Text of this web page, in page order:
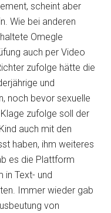
scheint aber
Wie bei anderen
Omegle
auch per Video
zufolge hätte die
und
noch bevor sexuelle
zufolge soll der
auch mit den
haben, ihm weiteres
es die Plattform
in Text- und
Immer wieder gab
von